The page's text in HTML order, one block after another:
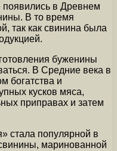
в Древнем
В то время
так как свинина была
буженины
В Средние века в
богатства и
кусков мяса,
приправах и затем
стала популярной в
маринованной